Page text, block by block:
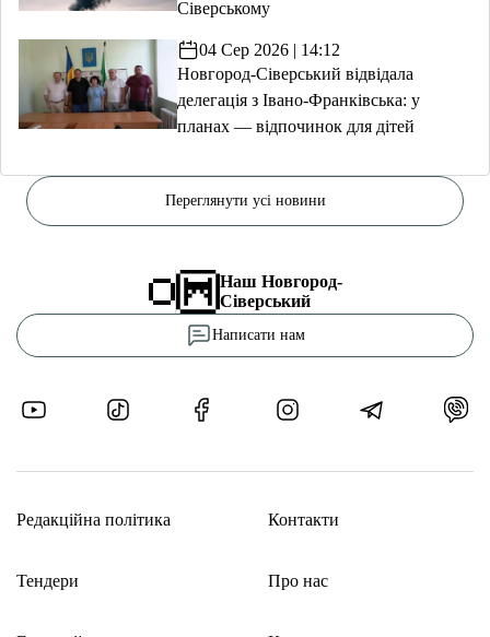
Сіверському
04 Сер 2026 | 14:12
Новгород-Сіверський відвідала
делегація з Івано-Франківська: у
планах — відпочинок для дітей
Переглянути усі новини
Наш Новгород-
Сіверський
Написати нам
Редакційна політика
Тендери
Контакти
Про нас